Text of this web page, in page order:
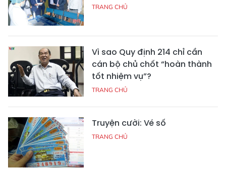
TRANG CHỦ
Vì sao Quy định 214 chỉ cần
cán bộ chủ chốt “hoàn thành
tốt nhiệm vụ”?
TRANG CHỦ
Truyện cười: Vé số
TRANG CHỦ